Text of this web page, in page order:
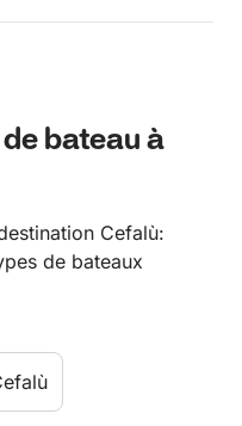
bateau à
Cefalù:
de bateaux